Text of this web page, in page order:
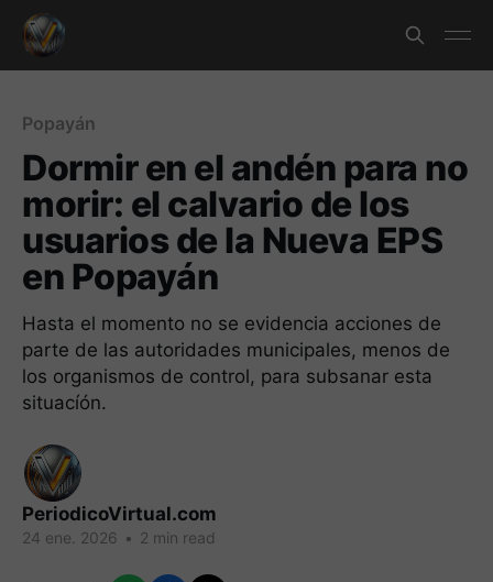
Popayán
Dormir en el andén para no
morir: el calvario de los
usuarios de la Nueva EPS
en Popayán
Hasta el momento no se evidencia acciones de
parte de las autoridades municipales, menos de
los organismos de control, para subsanar esta
situacíón.
PeriodicoVirtual.com
24 ene. 2026 • 2 min read